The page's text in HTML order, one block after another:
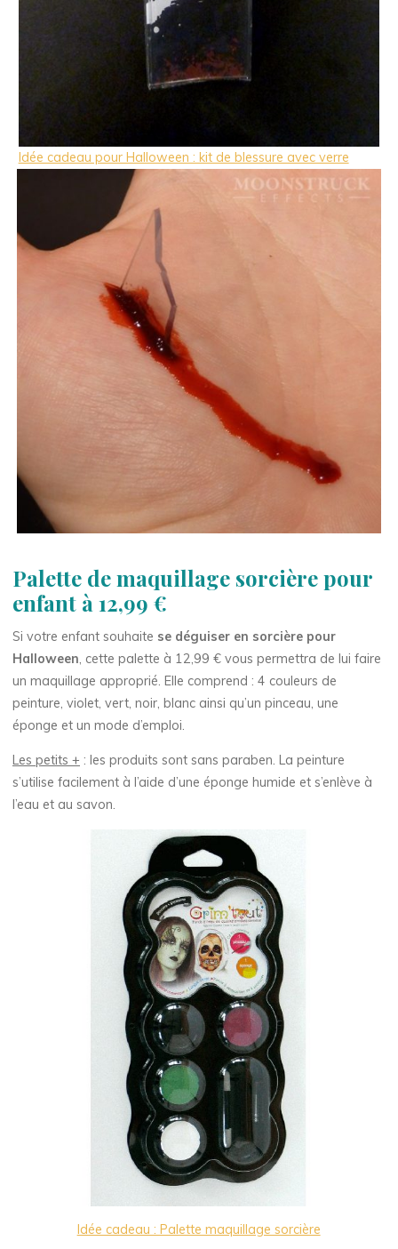
Idée cadeau pour Halloween : kit de blessure avec verre
Palette de maquillage sorcière pour
enfant à 12,99 €
Si votre enfant souhaite se déguiser en sorcière pour
Halloween, cette palette à 12,99 € vous permettra de lui faire
un maquillage approprié. Elle comprend : 4 couleurs de
peinture, violet, vert, noir, blanc ainsi qu’un pinceau, une
éponge et un mode d’emploi.
Les petits + : les produits sont sans paraben. La peinture
s’utilise facilement à l’aide d’une éponge humide et s’enlève à
l’eau et au savon.
Idée cadeau : Palette maquillage sorcière